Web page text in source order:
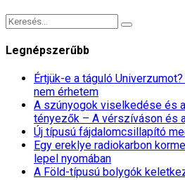
Legnépszerűbb
Értjük-e a táguló
nem érhetem
A szúnyogok viselkedése és
tényezők – A vérszíváson és
Új típusú fájdalomcsillapító
Egy ereklye radiokarbon
lepel nyomában
A Föld-típusú bolygók